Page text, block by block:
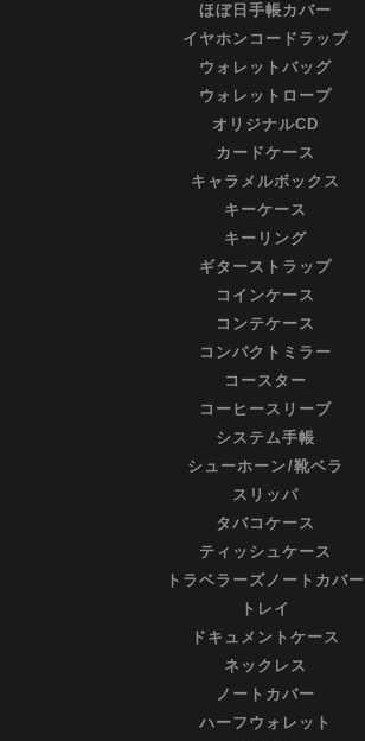
ほぼ日手帳カバー
イヤホンコードラップ
ウォレットバッグ
ウォレットロープ
オリジナルCD
カードケース
キャラメルボックス
キーケース
キーリング
ギターストラップ
コインケース
コンテケース
コンパクトミラー
コースター
コーヒースリーブ
システム手帳
シューホーン/靴ベラ
スリッパ
タバコケース
ティッシュケース
トラベラーズノートカバー
トレイ
ドキュメントケース
ネックレス
ノートカバー
ハーフウォレット